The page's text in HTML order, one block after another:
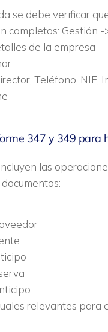
se debe verificar
completos: Gestión
de la empresa
Teléfono, NIF,
347 y 349 para
las
relevantes para